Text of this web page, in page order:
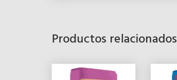
Productos relacionados